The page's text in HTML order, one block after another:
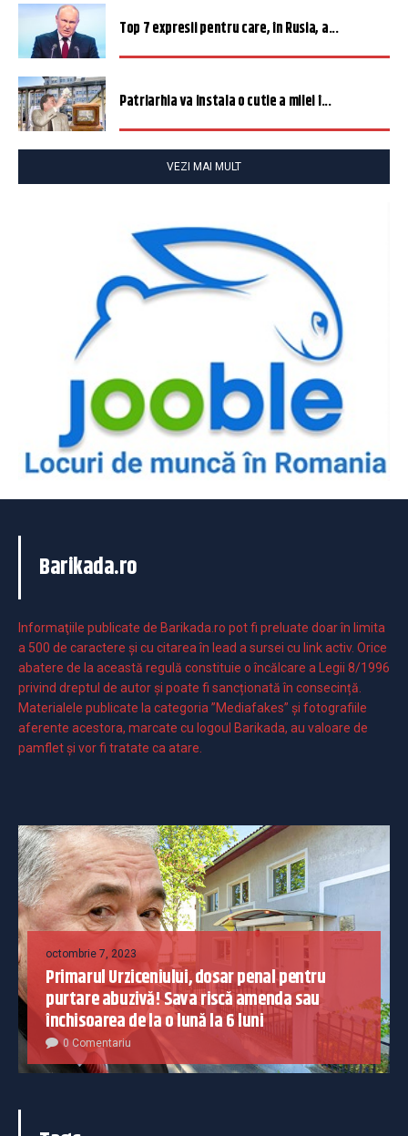
Top 7 expresii pentru care, în Rusia, a...
Patriarhia va instala o cutie a milei î...
VEZI MAI MULT
Barikada.ro
Informaţiile publicate de Barikada.ro pot fi preluate doar în limita
a 500 de caractere şi cu citarea în lead a sursei cu link activ. Orice
abatere de la această regulă constituie o încălcare a Legii 8/1996
privind dreptul de autor și poate fi sancționată în consecință.
Materialele publicate la categoria ”Mediafakes” și fotografiile
aferente acestora, marcate cu logoul Barikada, au valoare de
pamflet și vor fi tratate ca atare.
octombrie 7, 2023
Primarul Urziceniului, dosar penal pentru
purtare abuzivă! Sava riscă amenda sau
închisoarea de la o lună la 6 luni
0 Comentariu